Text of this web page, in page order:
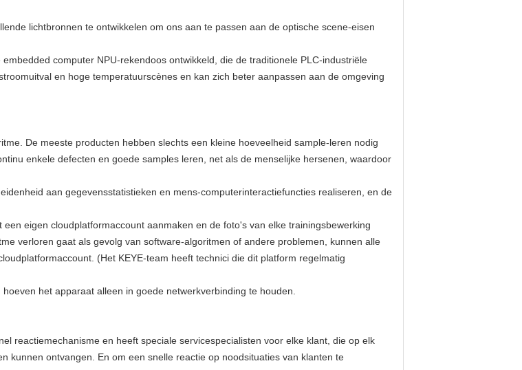
lichtbronnen te ontwikkelen om ons aan te passen aan de optische scene-eisen
computer NPU-rekendoos ontwikkeld, die de traditionele PLC-industriële
en hoge temperatuurscènes en kan zich beter aanpassen aan de omgeving
De meeste producten hebben slechts een kleine hoeveelheid sample-leren nodig
enkele defecten en goede samples leren, net als de menselijke hersenen, waardoor
aan gegevensstatistieken en mens-computerinteractiefuncties realiseren, en de
eigen cloudplatformaccount aanmaken en de foto's van elke trainingsbewerking
verloren gaat als gevolg van software-algoritmen of andere problemen, kunnen alle
(Het KEYE-team heeft technici die dit platform regelmatig
het apparaat alleen in goede netwerkverbinding te houden.
reactiemechanisme en heeft speciale servicespecialisten voor elke klant, die op elk
kunnen ontvangen. En om een ​​snelle reactie op noodsituaties van klanten te